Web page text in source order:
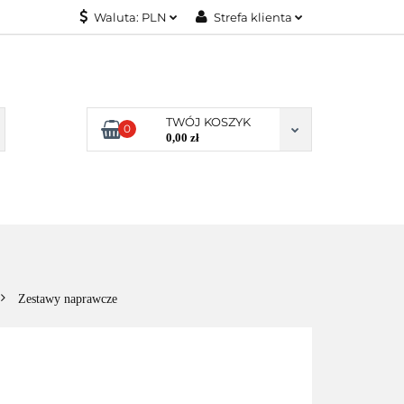
Waluta: PLN Strefa klienta
Dodaj zgłoszenie
Zgody cookies
0 TWÓJ KOSZYK
0,00 zł
KONTAKT
Zestawy naprawcze